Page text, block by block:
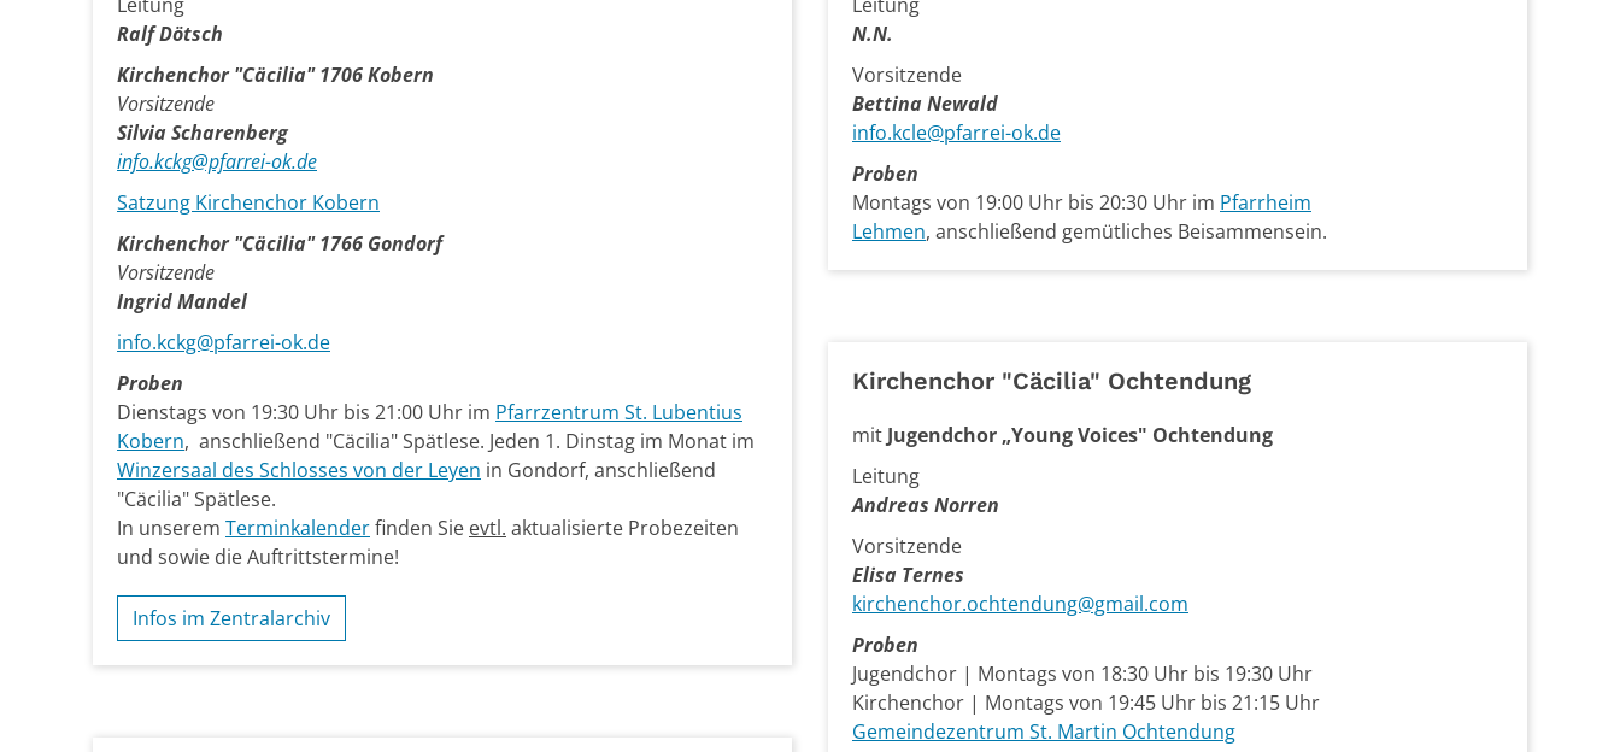
Leitung
Ralf Dötsch
Kirchenchor "Cäcilia" 1706 Kobern
Vorsitzende
Silvia Scharenberg
info.kckg@pfarrei-ok.de
Satzung Kirchenchor Kobern
Kirchenchor "Cäcilia" 1766 Gondorf
Vorsitzende
Ingrid Mandel
info.kckg@pfarrei-ok.de
Proben
Dienstags von 19:30 Uhr bis 21:00 Uhr im Pfarrzentrum St. Lubentius
Kobern, anschließend "Cäcilia" Spätlese. Jeden 1. Dinstag im Monat im
Winzersaal des Schlosses von der Leyen in Gondorf, anschließend
"Cäcilia" Spätlese.
In unserem Terminkalenderfinden Sie evtl. aktualisierte Probezeiten
und sowie die Auftrittstermine!
Infos im Zentralarchiv
Leitung
N.N.
Vorsitzende
Bettina Newald
info.kcle@pfarrei-ok.de
Proben
Montags von 19:00 Uhr bis 20:30 Uhr im Pfarrheim
Lehmen, anschließend gemütliches Beisammensein.
Kirchenchor "Cäcilia" Ochtendung
mitJugendchor „Young Voices" Ochtendung
Leitung
Andreas Norren
Vorsitzende
Elisa Ternes
​​​​​​kirchenchor.ochtendung@gmail.com
Proben
Jugendchor | Montags von 18:30 Uhr bis 19:30 Uhr
Kirchenchor | Montags von 19:45 Uhr bis 21:15 Uhr
Gemeindezentrum St. Martin Ochtendung